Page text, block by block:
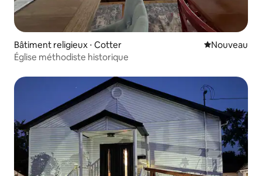
Bâtiment religieux ⋅ Cotter Nouvel
Nouveau
Église méthodiste historique